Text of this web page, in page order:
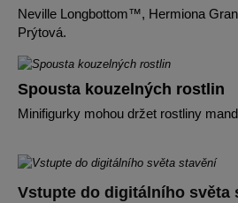
Neville Longbottom™, Hermiona
Prýtová.
Spousta kouzelných rostlin
Minifigurky mohou držet rostliny
Vstupte do digitálního světa